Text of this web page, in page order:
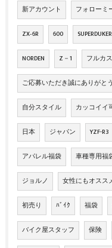
新アカウント フォローミ
ZX‐6R 600 SUPERDUKER
NORDEN Z－1 フルカ
ご応募いただき誠にありがと
自分スタイル カッコイイ
日本 ジャパン YZF-R3
アパレル福袋 車種専用福
ジョルノ 女性にもオスス
初売り ﾊﾞｲｸ 福袋
バイク屋スタッフ 保険